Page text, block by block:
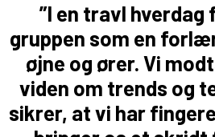
”I en travl hverdag
gruppen som en
øjne og ører. Vi
viden om trends og
sikrer, at vi har